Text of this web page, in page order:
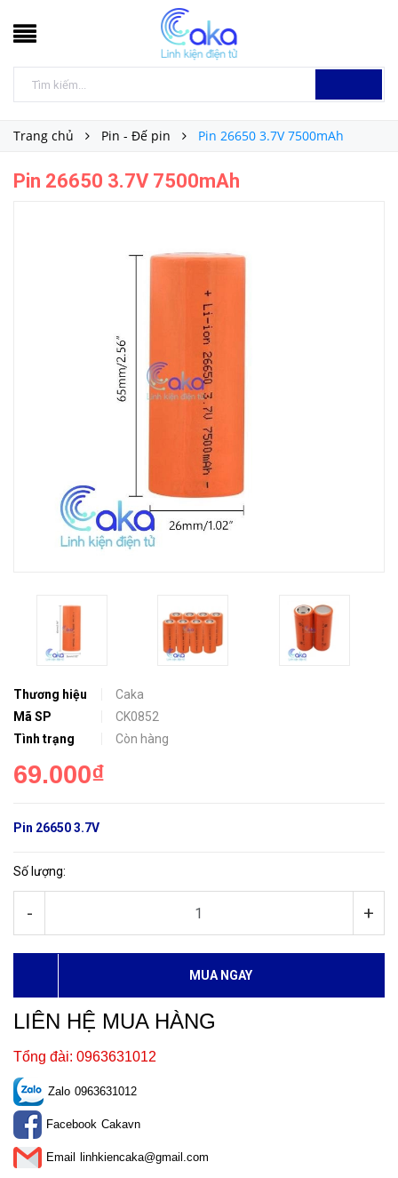
Trang chủ Pin - Đế pin Pin 26650 3.7V 7500mAh
Pin 26650 3.7V 7500mAh
Thương hiệu
Caka
Mã SP
CK0852
Tình trạng
Còn hàng
69.000₫
Pin 26650 3.7V
Số lượng:
- +
MUA NGAY
LIÊN HỆ MUA HÀNG
Tổng đài: 0963631012
Zalo 0963631012
Facebook Cakavn
Email linhkiencaka@gmail.com